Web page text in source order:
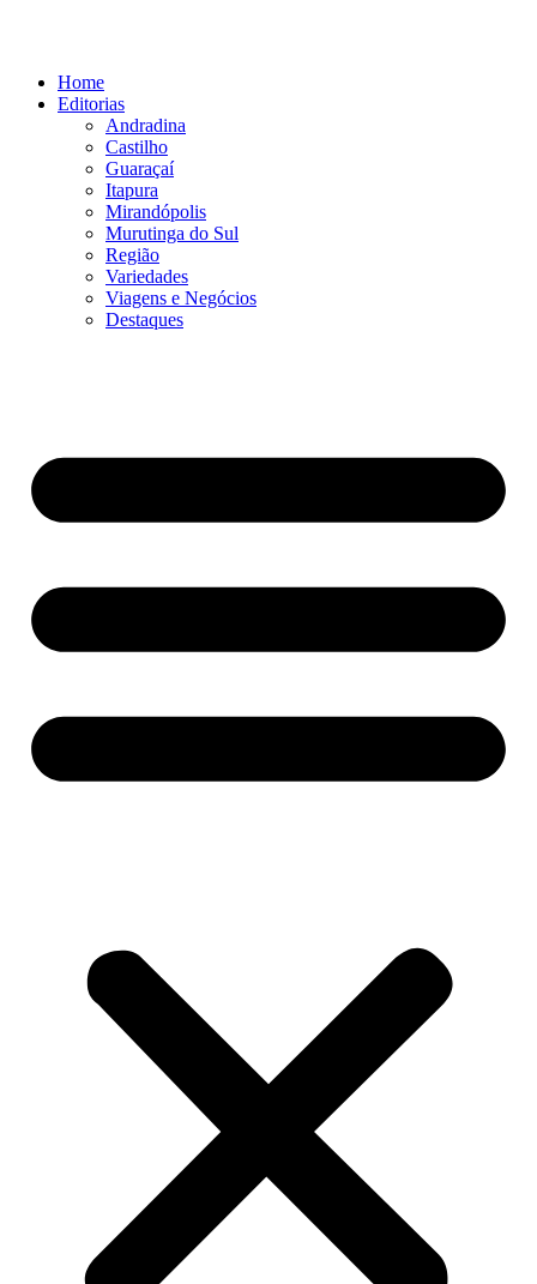
conteúdoHome
Editorias
Andradina
Castilho
Guaraçaí
Itapura
Mirandópolis
Murutinga do Sul
Região
Variedades
Viagens e Negócios
Destaques